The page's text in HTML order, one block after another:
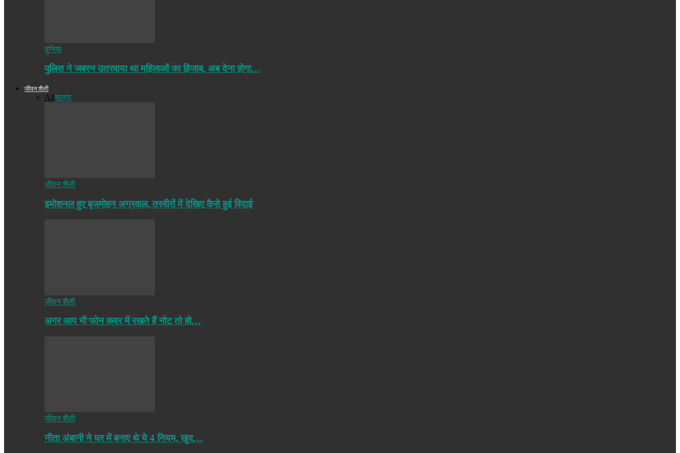
दुनिया
पुलिस ने जबरन उतरवाया था महिलाओं का हिजाब, अब देना होगा…
जीवन शैली
Allयात्रा
जीवन शैली
इमोशनल हुए बृजमोहन अग्रवाल, तस्वीरों में देखिए कैसे हुई विदाई
जीवन शैली
अगर आप भी फोन कवर में रखते हैं नोट तो हो…
जीवन शैली
नीता अंबानी ने घर में बनाए थे ये 4 नियम, खुद…